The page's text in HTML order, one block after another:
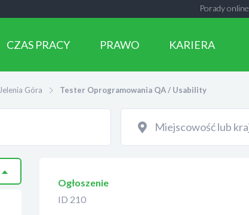
Porady online
CZAS PRACY PRAWO KARIERA
Jelenia Góra Tester Oprogramowania QA / Usability
Ogłoszenie
ID 210